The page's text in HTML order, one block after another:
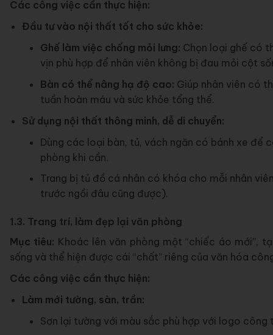
Các công việc cần thực hiện:
Đầu tư vào nội thất tốt cho sức khỏe:
Ghế làm việc chống mỏi lưng: Chọn loại ghế có
vịn phù hợp để nhân viên không bị đau mỏi cột
Bàn có thể nâng hạ độ cao: Giúp nhân viên có
tuần hoàn máu và sức khỏe tổng thể.
Sử dụng nội thất thông minh, dễ di chuyển:
Dùng các loại bàn, tủ, vách ngăn có bánh xe để
phòng khi cần.
Trang bị tủ đồ cá nhân có khóa cho mỗi nhân
trước ngồi đâu cũng được).
1.3. Trang trí, làm đẹp lại văn phòng
Mục tiêu: Khoác lên văn phòng một “chiếc áo mới”,
sống và thể hiện được cái “chất” riêng của văn hóa
Các công việc cần thực hiện:
Làm mới tường, sàn, trần:
Sơn lại tường với màu sắc phù hợp với logo công